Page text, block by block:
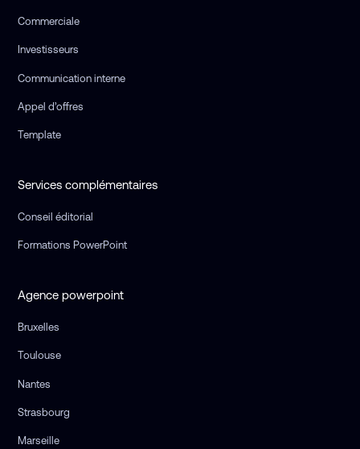
Commerciale
Investisseurs
Communication interne
Appel d’offres
Template
Services complémentaires
Conseil éditorial
Formations PowerPoint
Agence powerpoint
Bruxelles
Toulouse
Nantes
Strasbourg
Marseille